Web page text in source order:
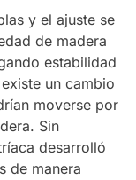
y el ajuste se
de madera
estabilidad
un cambio
moverse por
Sin
desarrolló
de manera